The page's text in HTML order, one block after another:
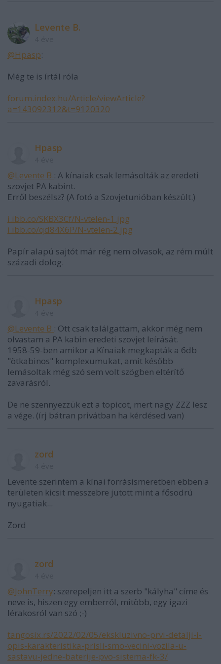
Levente B.
@Hpasp:
Még te is írtál róla
forum.index.hu/Article/viewArticle?
a=143092312&t=9120320
Hpasp
@Levente B.: A kínaiak csak lemásolták az eredeti
szovjet PA kabint.
Erről beszélsz? (A fotó a Szovjetunióban készült.)
i.ibb.co/SKBX3Cf/N-vtelen-1.jpg
i.ibb.co/qd84X6P/N-vtelen-2.jpg
Papír alapú sajtót már rég nem olvasok, az rém múlt
századi dolog.
Hpasp
@Levente B.: Ott csak találgattam, akkor még nem
olvastam a PA kabin eredeti szovjet leírását.
1958-59-ben amikor a Kínaiak megkapták a 6db
"ötkabinos" komplexumukat, amit később
lemásoltak még szó sem volt szögben eltérítő
zavarásról.
De ne szennyezzük ezt a topicot, mert nagy ZZZ lesz
a vége. (írj bátran privátban ha kérdésed van)
zord
Levente szerintem a kínai forrásismeretben ebben a
területen kicsit messzebre jutott mint a fősodrú
nyugatiak...
Zord
zord
@JohnTerry: szerepeljen itt a szerb "kályha" címe és
neve is, hiszen egy emberről, mitöbb, egy igazi
lérakosról van szó ;-)
tangosix.rs/2022/02/05/ekskluzivno-prvi-detalji-i-
opis-karakteristika-prisli-smo-vecini-vozila-u-
sastavu-jedne-baterije-pvo-sistema-fk-3/